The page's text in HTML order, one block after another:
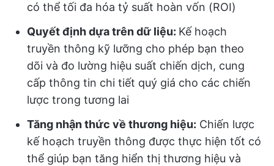
có thể tối đa hóa tỷ suất hoàn vốn (ROI)
Quyết định dựa trên dữ liệu: Kế hoạch
truyền thông kỹ lưỡng cho phép bạn theo
dõi và đo lường hiệu suất chiến dịch, cung
cấp thông tin chi tiết quý giá cho các chiến
lược trong tương lai
Tăng nhận thức về thương hiệu: Chiến lược
kế hoạch truyền thông được thực hiện tốt có
thể giúp bạn tăng hiển thị thương hiệu và